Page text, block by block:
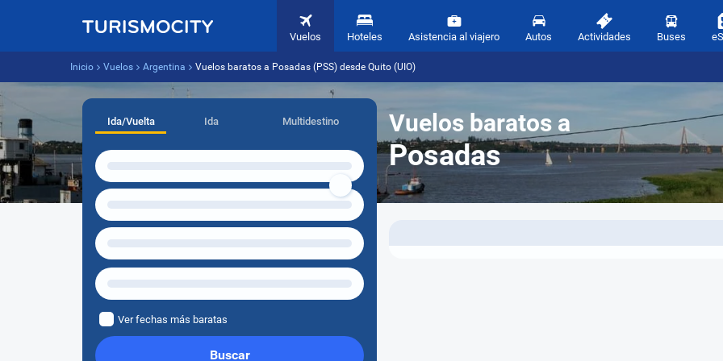
Vuelos Hoteles Asistencia al viajero Autos Actividades Buses
Inicio Vuelos Argentina Vuelos baratos a Posadas (PSS) desde Quito (UIO)
Vuelos baratos a
Posadas
Ida/Vuelta Ida Multidestino
Ver fechas más baratas
Buscar